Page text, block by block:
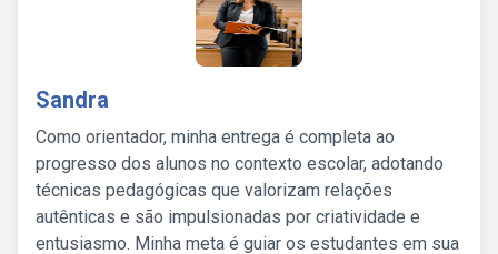
Sandra
Como orientador, minha entrega é completa ao
progresso dos alunos no contexto escolar, adotando
técnicas pedagógicas que valorizam relações
autênticas e são impulsionadas por criatividade e
entusiasmo. Minha meta é guiar os estudantes em sua